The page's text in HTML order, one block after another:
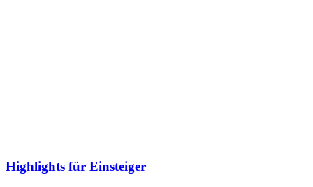
Highlights für Einsteiger